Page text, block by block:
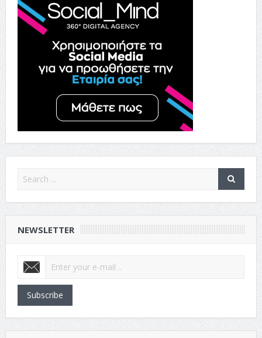
NEWSLETTER
Subscribe